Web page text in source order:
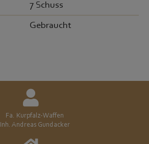
7 Schuss
Gebraucht
Fa. Kurpfalz-Waffen
Inh. Andreas Gundacker